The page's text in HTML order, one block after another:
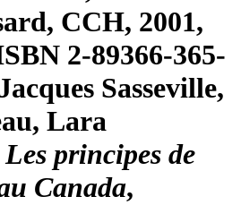
CCH, 2001,
2-89366-365-
Sasseville,
, Lara
Les principes de
Canada,